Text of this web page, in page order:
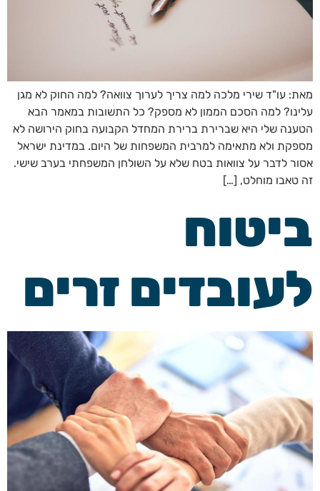
מאת: עו"ד שירי מלכה למה צריך לערוך צוואה? למה החוק לא מגן
עלינו? למה הסכם הממון לא מספק? כל התשובות במאמר הבא
הטענה שלי היא שברירת ברירת המחדל הקבועה בחוק הירושה לא
מספקת ולא מתאימה למרבית המשפחות של היום. במדינת ישראל
אסור לדבר על צוואות בטח שלא על השולחן המשפחתי בערב שישי.
זה טאבו מוחלט, […]
ביטוח
לעובדים זרים